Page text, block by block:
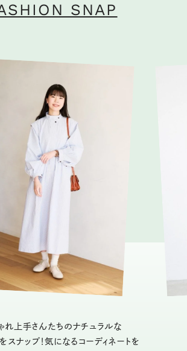
SNAP
れ上手さんたちのナチュラルな
スナップ！気になるコーディネートを